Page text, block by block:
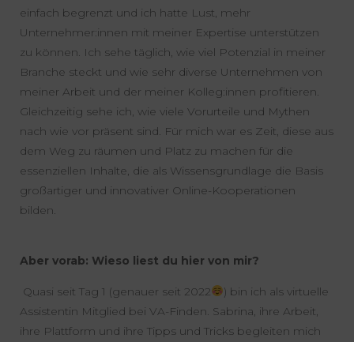
einfach begrenzt und ich hatte Lust, mehr
Unternehmer:innen mit meiner Expertise unterstützen
zu können. Ich sehe täglich, wie viel Potenzial in meiner
Branche steckt und wie sehr diverse Unternehmen von
meiner Arbeit und der meiner Kolleg:innen profitieren.
Gleichzeitig sehe ich, wie viele Vorurteile und Mythen
nach wie vor präsent sind. Für mich war es Zeit, diese aus
dem Weg zu räumen und Platz zu machen für die
essenziellen Inhalte, die als Wissensgrundlage die Basis
großartiger und innovativer Online-Kooperationen
bilden.
Aber vorab: Wieso liest du hier von mir?
Quasi seit Tag 1 (genauer seit 2022
) bin ich als virtuelle
Assistentin Mitglied bei VA-Finden. Sabrina, ihre Arbeit,
ihre Plattform und ihre Tipps und Tricks begleiten mich